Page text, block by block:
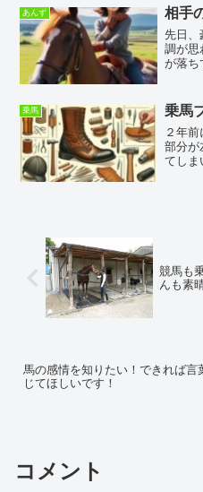
出来て
ます。
あんず 相手
先日、
調が思
が落ち
んでい
ちは、
乗馬 乗馬
２年
部分が
てしま
競馬も
んも素
馬の感情を知りたい！できれば言
じてほしいです！
コメント